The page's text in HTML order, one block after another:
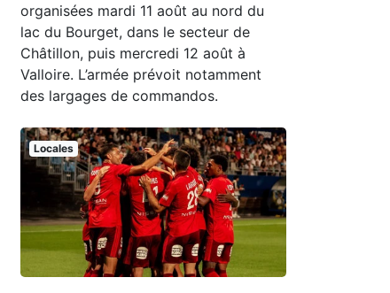
organisées mardi 11 août au nord du
lac du Bourget, dans le secteur de
Châtillon, puis mercredi 12 août à
Valloire. L’armée prévoit notamment
des largages de commandos.
Locales